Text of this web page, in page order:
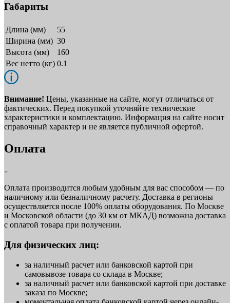
Габариты
Длина (мм)
55
Ширина (мм) 30
Высота (мм)
160
Вес нетто (кг) 0.1
Внимание! Цены, указанные на сайте, могут отличаться от
фактических. Перед покупкой уточняйте технические
характеристики и комплектацию. Информация на сайте носит
справочный характер и не является публичной офертой.
Оплата
Оплата производится любым удобным для вас способом — по
наличному или безналичному расчету. Доставка в регионы
осуществляется после 100% оплаты оборудования. По Москве
и Московской области (до 30 км от МКАД) возможна доставка
с оплатой товара при получении.
Для физических лиц:
за наличный расчет или банковской картой при
самовывозе товара со склада в Москве;
за наличный расчет или банковской картой при доставке
заказа по Москве;